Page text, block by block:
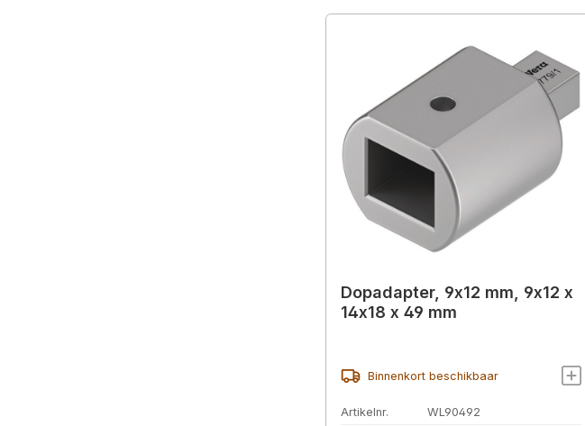
Dopadapter, 9x12 mm, 9x12 x
14x18 x 49 mm
Binnenkort beschikbaar
Artikelnr. WL90492